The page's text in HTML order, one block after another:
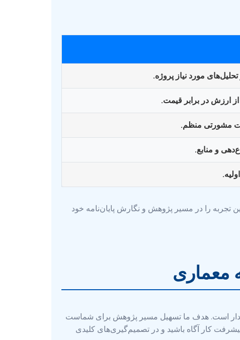
مورد نیاز پروژه.
از ارزش در برابر قیمت.
مشورتی منظم.
و منابع.
تجربه را در مسیر پژوهش و نگارش پایان‌نامه خود
معماری
است. هدف ما تسهیل مسیر پژوهش برای شماست
کار آگاه باشید و در تصمیم‌گیری‌های کلیدی